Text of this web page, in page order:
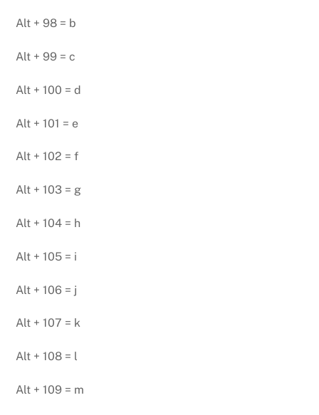
Alt + 98 = b
Alt + 99 = c
Alt + 100 = d
Alt + 101 = e
Alt + 102 = f
Alt + 103 = g
Alt + 104 = h
Alt + 105 = i
Alt + 106 = j
Alt + 107 = k
Alt + 108 = l
Alt + 109 = m